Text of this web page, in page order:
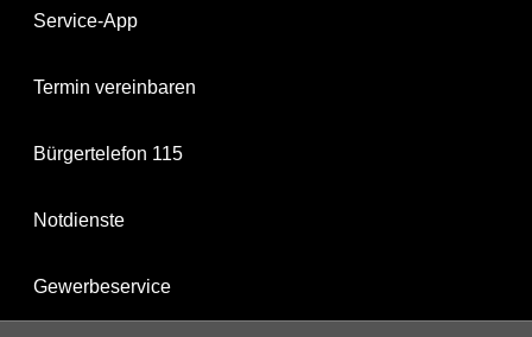
Service-App
Termin vereinbaren
Bürgertelefon 115
Notdienste
Gewerbeservice